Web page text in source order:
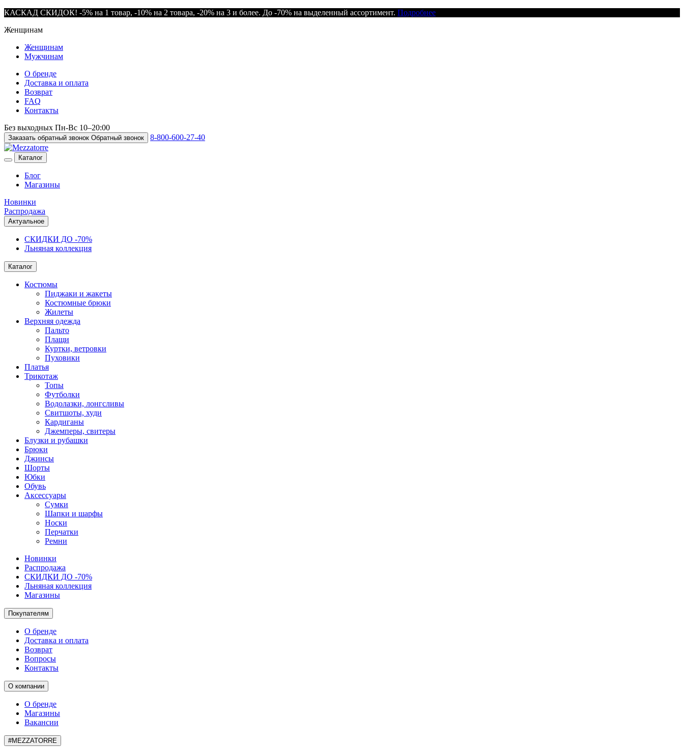
КАСКАД СКИДОК! -5% на 1 товар, -10% на 2 товара, -20% на 3 и более. До -70% на выделенный ассортимент. Подробнее
Женщинам
Женщинам
Мужчинам
О бренде
Доставка и оплата
Возврат
FAQ
Контакты
Без выходных Пн-Вс 10–20:00
Заказать обратный звонок Обратный звонок 8-800-600-27-40
Каталог
Блог
Магазины
Новинки
Распродажа
Актуальное
СКИДКИ ДО -70%
Льняная коллекция
Каталог
Костюмы
Пиджаки и жакеты
Костюмные брюки
Жилеты
Верхняя одежда
Пальто
Плащи
Куртки, ветровки
Пуховики
Платья
Трикотаж
Топы
Футболки
Водолазки, лонгсливы
Свитшоты, худи
Кардиганы
Джемперы, свитеры
Блузки и рубашки
Брюки
Джинсы
Шорты
Юбки
Обувь
Аксессуары
Сумки
Шапки и шарфы
Носки
Перчатки
Ремни
Новинки
Распродажа
СКИДКИ ДО -70%
Льняная коллекция
Магазины
Покупателям
О бренде
Доставка и оплата
Возврат
Вопросы
Контакты
О компании
О бренде
Магазины
Вакансии
#MEZZATORRE